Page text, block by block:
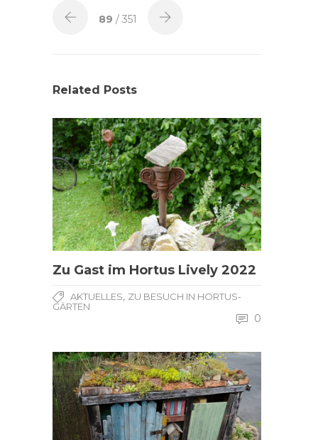
89 / 351
Related Posts
Zu Gast im Hortus Lively 2022
AKTUELLES, ZU BESUCH IN HORTUS-
GÄRTEN
0